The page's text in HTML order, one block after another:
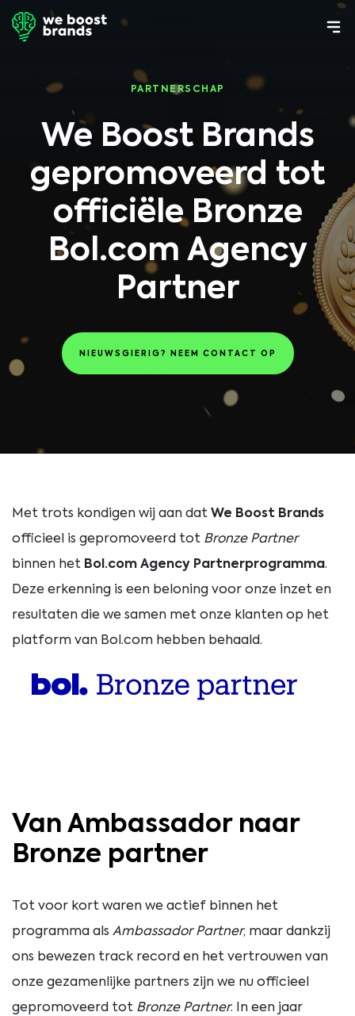
PARTNERSCHAP
We Boost Brands
gepromoveerd tot
officiële Bronze
Bol.com Agency
Partner
NIEUWSGIERIG? NEEM CONTACT OP
Met trots kondigen wij aan dat We Boost Brands
officieel is gepromoveerd tot Bronze Partner
binnen het Bol.com Agency Partnerprogramma.
Deze erkenning is een beloning voor onze inzet en
resultaten die we samen met onze klanten op het
platform van Bol.com hebben behaald.
Van Ambassador naar
Bronze partner
Tot voor kort waren we actief binnen het
programma als AmbassadorPartner, maar dankzij
ons bewezen track record en het vertrouwen van
onze gezamenlijke partners zijn we nu officieel
gepromoveerd tot Bronze Partner. In een jaar